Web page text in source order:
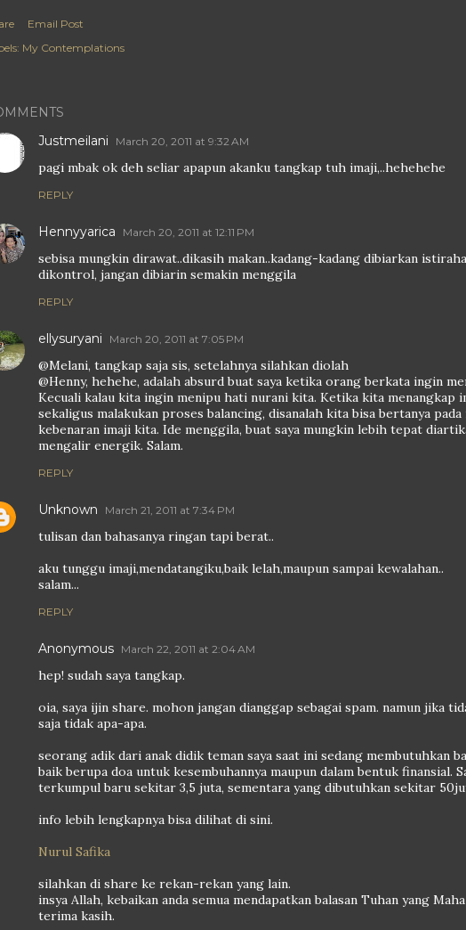
Email Post
My Contemplations
Justmeilani
March 20, 2011 at 9:32 AM
pagi mbak ok deh seliar apapun akanku tangkap tuh imaji,..hehehehe
REPLY
Hennyyarica March 20, 2011 at 12:11 PM
sebisa mungkin dirawat..dikasih makan..kadang-kadang dibiarkan
dikontrol, jangan dibiarin semakin menggila
REPLY
ellysuryani March 20, 2011 at 7:05 PM
@Melani, tangkap saja sis, setelahnya silahkan diolah
@Henny, hehehe, adalah absurd buat saya ketika orang berkata ingin
Kecuali kalau kita ingin menipu hati nurani kita. Ketika kita menangkap
sekaligus malakukan proses balancing, disanalah kita bisa bertanya
kebenaran imaji kita. Ide menggila, buat saya mungkin lebih tepat
mengalir energik. Salam.
REPLY
Unknown March 21, 2011 at 7:34 PM
tulisan dan bahasanya ringan tapi berat..
aku tunggu imaji,mendatangiku,baik lelah,maupun sampai kewalahan..
salam...
REPLY
Anonymous March 22, 2011 at 2:04 AM
hep! sudah saya tangkap.
oia, saya ijin share. mohon jangan dianggap sebagai spam. namun jika
saja tidak apa-apa.
seorang adik dari anak didik teman saya saat ini sedang membutuhkan
baik berupa doa untuk kesembuhannya maupun dalam bentuk finansial.
terkumpul baru sekitar 3,5 juta, sementara yang dibutuhkan sekitar
info lebih lengkapnya bisa dilihat di sini.
Nurul Safika
silahkan di share ke rekan-rekan yang lain.
insya Allah, kebaikan anda semua mendapatkan balasan Tuhan yang Maha
terima kasih.